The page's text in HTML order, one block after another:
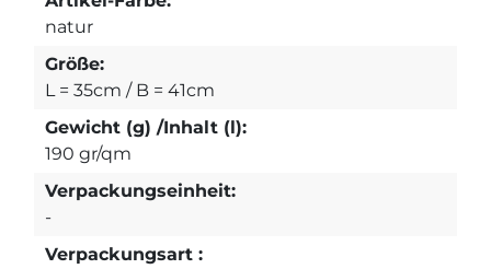
natur
Größe:
L = 35cm / B = 41cm
Gewicht (g) /Inhalt (l):
190 gr/qm
Verpackungseinheit:
-
Verpackungsart :